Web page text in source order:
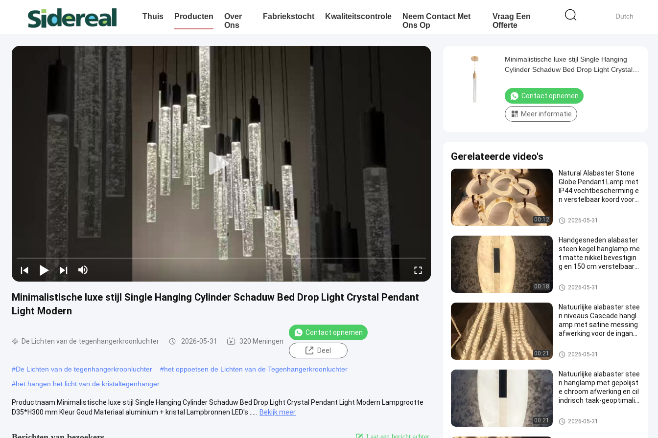
Dutch
Thuis Producten
Over
Ons
Fabriekstocht Kwaliteitscontrole
Neem Contact Met
Ons Op
Vraag Een
Offerte
Minimalistische luxe stijl Single Hanging Cylinder Schaduw Bed Drop Light Crystal Pendant
Light Modern
De Lichten van de tegenhangerkroonluchter 2026-05-31 320 Meningen
Contact opnemen
Deel
#De Lichten van de tegenhangerkroonluchter #het oppoetsen de Lichten van de Tegenhangerkroonluchter
#het hangen het licht van de kristaltegenhanger
Productnaam Minimalistische luxe stijl Single Hanging Cylinder Schaduw Bed Drop Light Crystal Pendant Light Modern Lampgrootte
D35*H300 mm Kleur Goud Materiaal aluminium + kristal Lampbronnen LED's .....
Bekijk meer
Laat een bericht achter.
Minimalistische luxe stijl Single Hanging
Cylinder Schaduw Bed Drop Light Crystal
Contact opnemen
Meer informatie
Gerelateerde video's
00:12
Natural Alabaster Stone
Globe Pendant Lamp met
IP44 vochtbescherming e
n verstelbaar koord voor b
De Lichten van de tegenhanger
kroonluchter
2026-05-31
00:18
Handgesneden alabaster
steen kegel hanglamp me
t matte nikkel bevestigin
g en 150 cm verstelbaar k
De Lichten van de tegenhanger
kroonluchter
2026-05-31
00:21
Natuurlijke alabaster stee
n niveaus Cascade hangl
amp met satine messing
afwerking voor de ingang
De Lichten van de tegenhanger
kroonluchter
2026-05-31
00:21
Natuurlijke alabaster stee
n hanglamp met gepolijst
e chroom afwerking en cil
indrisch taak-geoptimalis
r en studie
De Lichten van de tegenhanger
kroonluchter
2026-05-31